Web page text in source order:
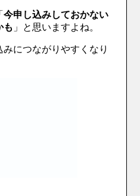
今申し込みしておかない
も 」と思いますよね。
につながりやすくなり